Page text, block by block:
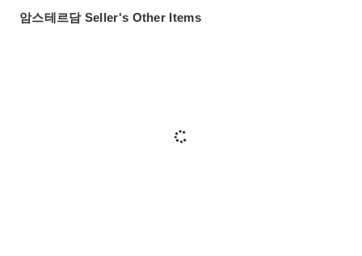
암스테르담 Seller's Other Items